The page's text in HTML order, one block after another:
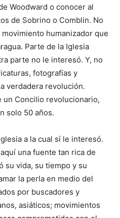
Woodward o conocer al
de Sobrino o Comblin. No
humanizador que
Parte de la Iglesia
parte no le interesó. Y, no
fotografías y
verdadera revolución.
un Concilio revolucionario,
solo 50 años.
a la cual sí le interesó.
una fuente tan rica de
su vida, su tiempo y su
la perla en medio del
por buscadores y
asiáticos; movimientos